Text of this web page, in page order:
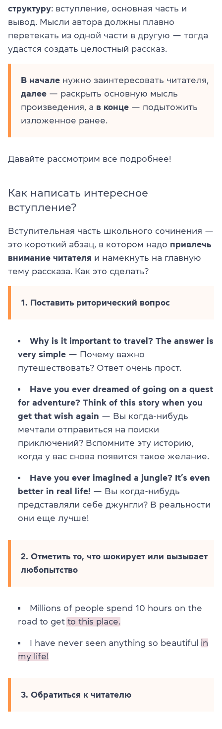
структуру: вступление, основная часть и
вывод. Мысли автора должны плавно
перетекать из одной части в другую — тогда
удастся создать целостный рассказ.
В начале нужно заинтересовать читателя,
далее — раскрыть основную мысль
произведения, а в конце — подытожить
изложенное ранее.
Давайте рассмотрим все подробнее!
Как написать интересное
вступление?
Вступительная часть школьного сочинения —
это короткий абзац, в котором надо привлечь
внимание читателя и намекнуть на главную
тему рассказа. Как это сделать?
1. Поставить риторический вопрос
Why is it important to travel? The answer is
very simple — Почему важно
путешествовать? Ответ очень прост.
Have you ever dreamed of going on a quest
for adventure? Think of this story when you
get that wish again — Вы когда-нибудь
мечтали отправиться на поиски
приключений? Вспомните эту историю,
когда у вас снова появится такое желание.
Have you ever imagined a jungle? It’s even
better in real life! — Вы когда-нибудь
представляли себе джунгли? В реальности
они еще лучше!
2. Отметить то, что шокирует или вызывает
любопытство
Millions of people spend 10 hours on the
road to get to this place.
I have never seen anything so beautiful in
my life!
3. Обратиться к читателю